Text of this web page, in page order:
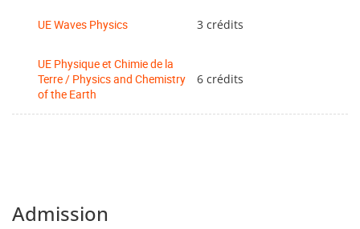
UE Waves Physics 3 crédits
UE Physique et Chimie de la
Terre / Physics and Chemistry
of the Earth
6 crédits
Admission